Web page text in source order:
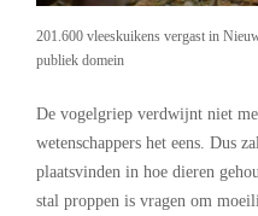
201.600 vleeskuikens vergast in
publiek domein
De vogelgriep verdwijnt niet
wetenschappers het eens. Dus
plaatsvinden in hoe dieren
stal proppen is vragen om